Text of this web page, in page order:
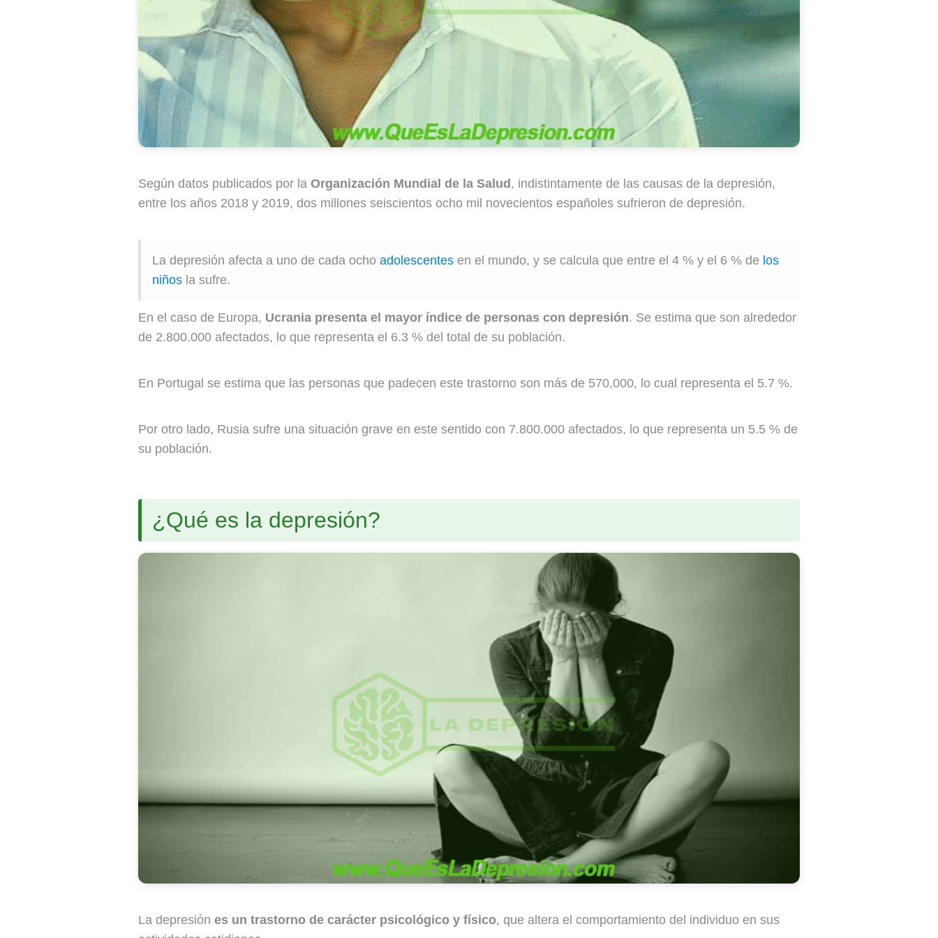
Según datos publicados por la Organización Mundial de la Salud, indistintamente de las causas de la depresión,
entre los años 2018 y 2019, dos millones seiscientos ocho mil novecientos españoles sufrieron de depresión.
La depresión afecta a uno de cada ocho adolescentes en el mundo, y se calcula que entre el 4 % y el 6 % de los
niños la sufre.
En el caso de Europa, Ucrania presenta el mayor índice de personas con depresión. Se estima que son alrededor
de 2.800.000 afectados, lo que representa el 6.3 % del total de su población.
En Portugal se estima que las personas que padecen este trastorno son más de 570,000, lo cual representa el 5.7 %.
Por otro lado, Rusia sufre una situación grave en este sentido con 7.800.000 afectados, lo que representa un 5.5 % de
su población.
¿Qué es la depresión?
La depresión es un trastorno de carácter psicológico y físico, que altera el comportamiento del individuo en sus